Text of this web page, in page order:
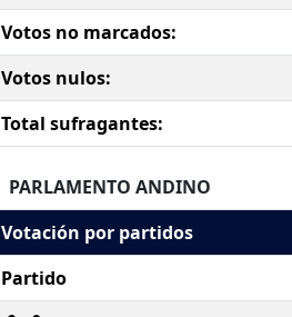
Votos no marcados:
Votos nulos:
Total sufragantes:
PARLAMENTO ANDINO
Votación por partidos
Partido